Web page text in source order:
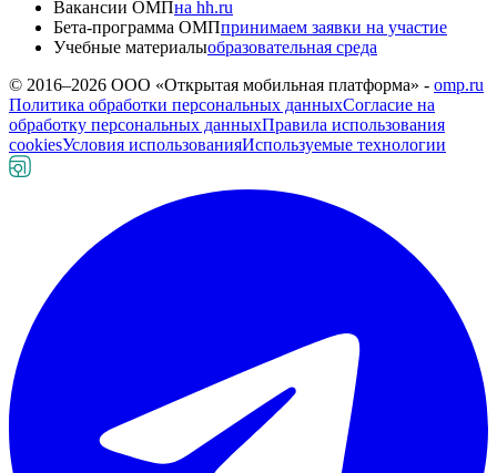
Вакансии ОМПна hh.ru
Бета-программа ОМПпринимаем заявки на участие
Учебные материалыобразовательная среда
© 2016–2026 ООО «Открытая мобильная платформа» - omp.ru
Политика обработки персональных данныхСогласие на
обработку персональных данныхПравила использования
cookiesУсловия использованияИспользуемые технологии